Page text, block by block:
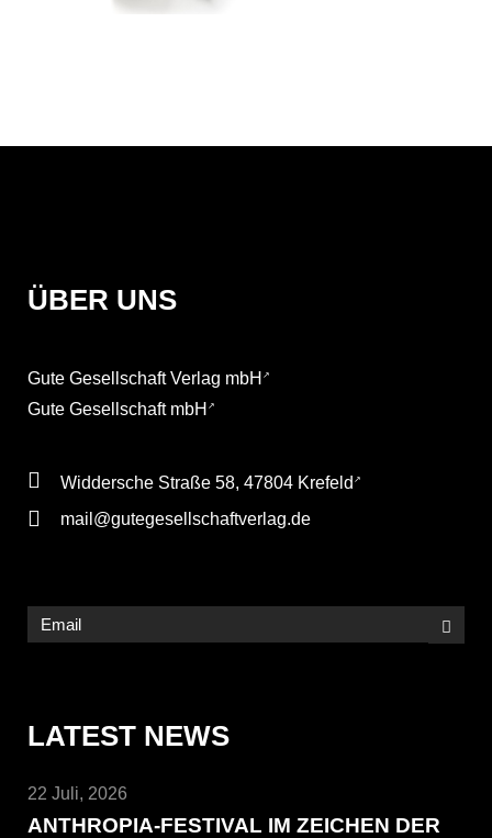
ÜBER UNS
Gute Gesellschaft Verlag mbH
Gute Gesellschaft mbH
Widdersche Straße 58, 47804 Krefeld
mail@gutegesellschaftverlag.de
LATEST NEWS
ANTHROPIA-FESTIVAL IM ZEICHEN DER
22 Juli, 2026